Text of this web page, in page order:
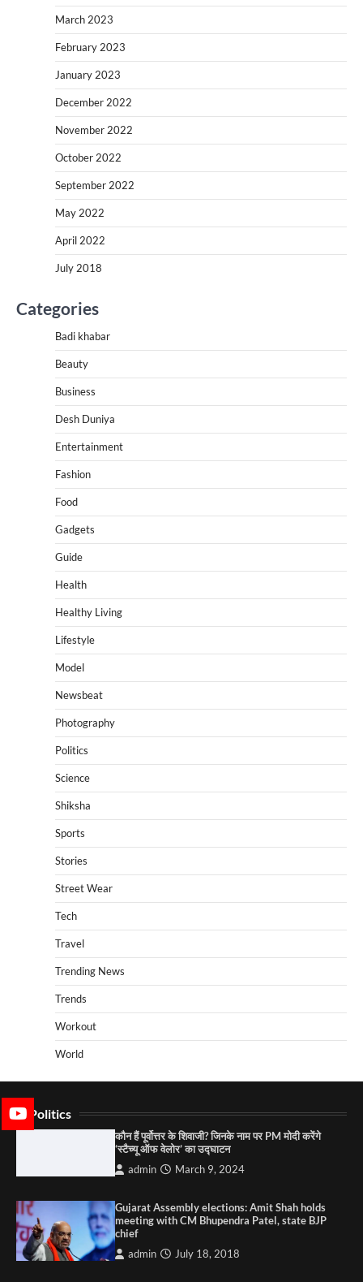
March 2023
February 2023
January 2023
December 2022
November 2022
October 2022
September 2022
May 2022
April 2022
July 2018
Categories
Badi khabar
Beauty
Business
Desh Duniya
Entertainment
Fashion
Food
Gadgets
Guide
Health
Healthy Living
Lifestyle
Model
Newsbeat
Photography
Politics
Science
Shiksha
Sports
Stories
Street Wear
Tech
Travel
Trending News
Trends
Workout
World
Politics
कौन हैं पूर्वोत्तर के शिवाजी? जिनके नाम पर PM मोदी करेंगे
‘स्टैच्यू ऑफ वेलोर’ का उद्घाटन
admin March 9, 2024
Gujarat Assembly elections: Amit Shah holds
meeting with CM Bhupendra Patel, state BJP
chief
admin July 18, 2018